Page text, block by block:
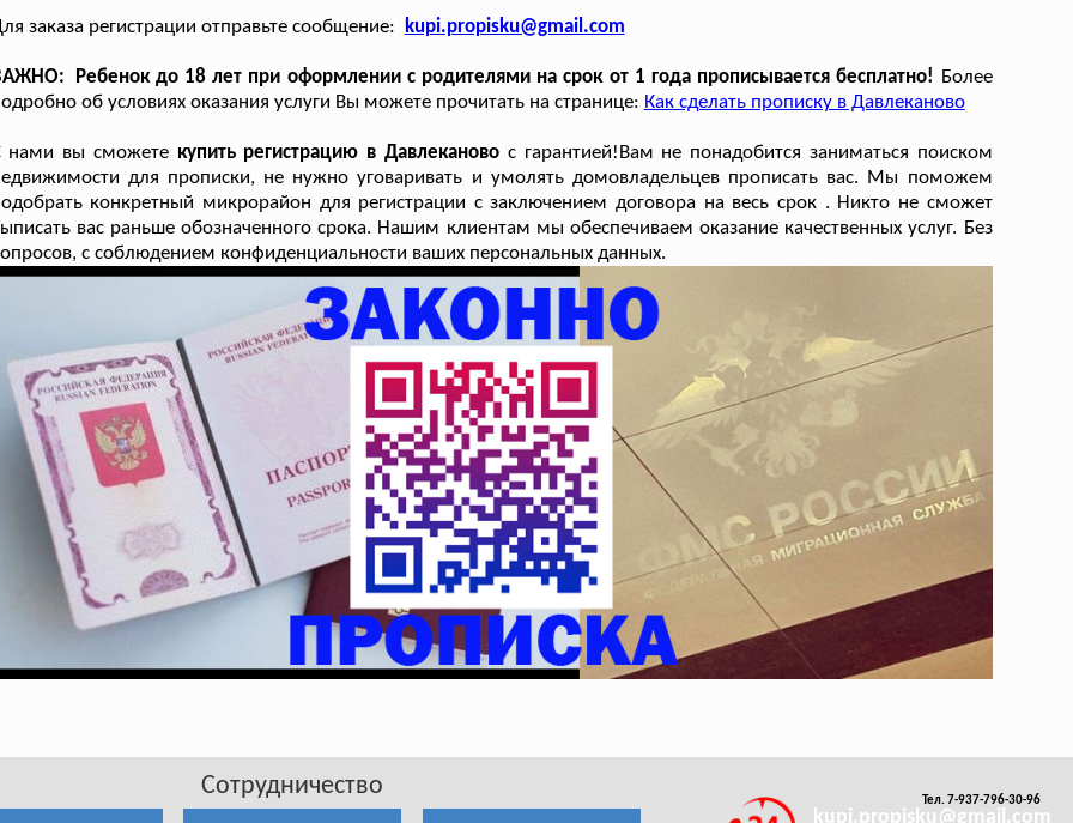
заказа регистрации отправьте сообщение: kupi.propisku@gmail.com
Ребенок до 18 лет при оформлении с родителями на срок от 1 года прописывается бесплатно! Более
об условиях оказания услуги Вы можете прочитать на странице: Как сделать прописку в Давлеканово
нами вы сможете купить регистрацию в Давлеканово с гарантией!Вам не понадобится заниматься поиском
для прописки, не нужно уговаривать и умолять домовладельцев прописать вас. Мы поможем
конкретный микрорайон для регистрации с заключением договора на весь срок . Никто не сможет
вас раньше обозначенного срока. Нашим клиентам мы обеспечиваем оказание качественных услуг. Без
с соблюдением конфиденциальности ваших персональных данных.
Сотрудничество
Тел. 7-937-796-30-96
kupi.propisku@gmail.com